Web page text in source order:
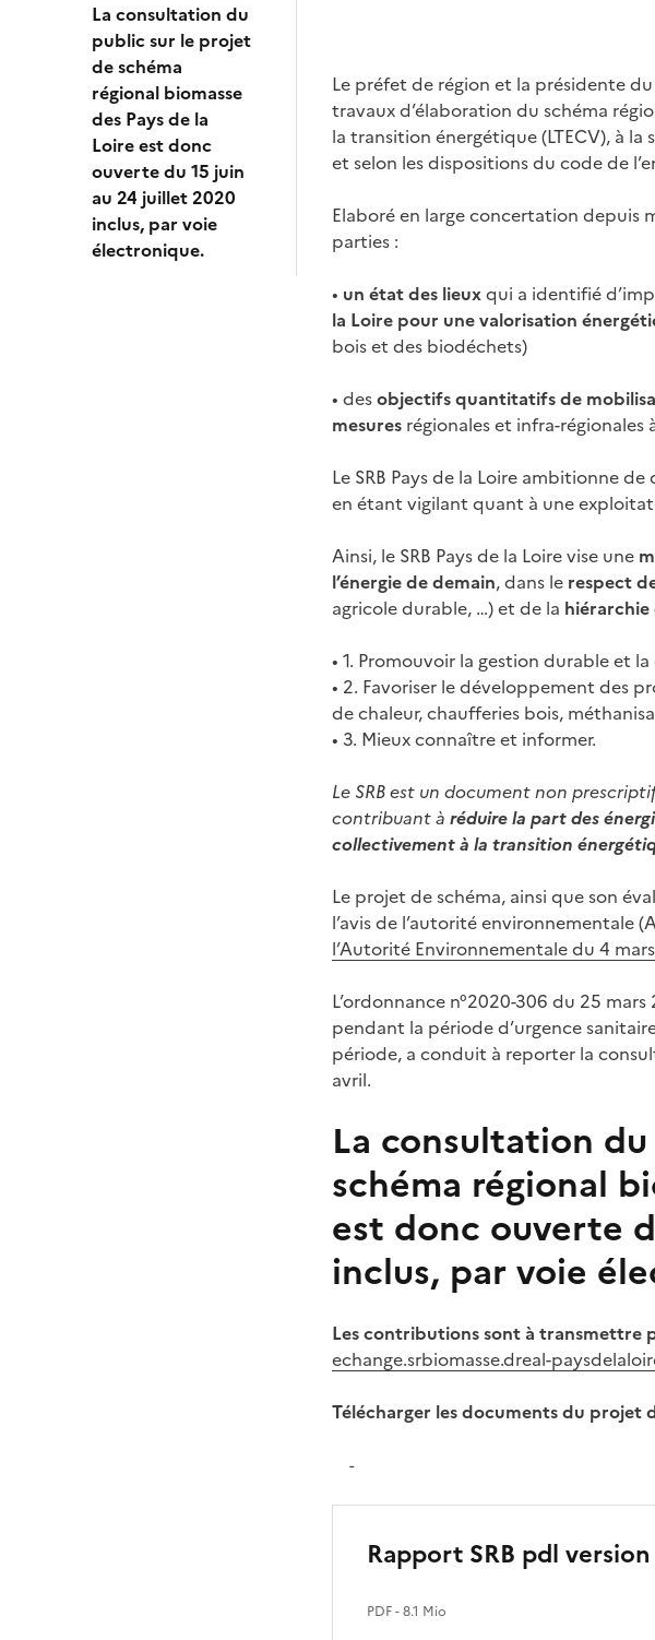
La consultation du
public sur le projet
de schéma
régional biomasse
des Pays de la
Loire est donc
ouverte du 15 juin
au 24 juillet 2020
inclus, par voie
électronique.
Le préfet de région et la présidente
travaux d’élaboration du schéma
la transition énergétique (LTECV), à
et selon les dispositions du code de
Elaboré en large concertation depuis
parties :
• un état des lieuxqui a identifié
la Loire pour une valorisation
bois et des biodéchets)
• desobjectifsquantitatifs de
mesures régionales et infra-
Le SRB Pays de la Loire ambitionne
en étant vigilant quant à une
Ainsi, le SRB Pays de la Loire vise une
l’énergie de demain, dans le respect
agricole durable, …) et de la hiérarchie
• 1. Promouvoir la gestion durable et
• 2. Favoriser le développement des
de chaleur, chaufferies bois,
• 3. Mieux connaître et informer.
Le SRB est un document non
contribuant à réduire la part des
collectivement à la transition
Le projet de schéma, ainsi que son
l’avis de l’autorité environnementale
l’Autorité Environnementale du 4
L’ordonnance n°2020-306 du 25
pendant la période d’urgence
période, a conduit à reporter la
avril.
La consultation
schéma régional
est donc ouverte
inclus, par voie
Les contributions sont à transmettre
echange.srbiomasse.dreal-
Télécharger les documents du projet
-
Rapport SRB pdl
PDF- 8.1 Mio